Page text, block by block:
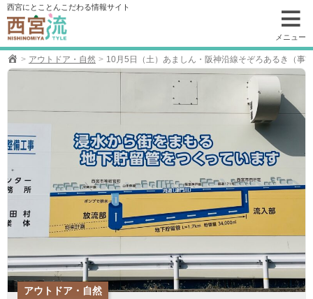
コ
ン
テ
ン
ツ
動
西宮にとことんこだわる情報サイト
メニュー
アウトドア・自然 10月5日（土）あましん・阪神沿線そぞろあるき（事
アウトドア・自然